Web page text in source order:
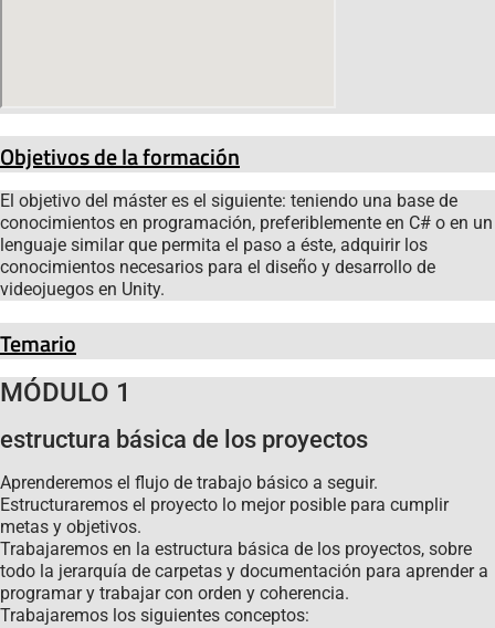
Objetivos de la formación
El objetivo del máster es el siguiente: teniendo una base de
conocimientos en programación, preferiblemente en C# o en un
lenguaje similar que permita el paso a éste, adquirir los
conocimientos necesarios para el diseño y desarrollo de
videojuegos en Unity.
Temario
MÓDULO 1
estructura básica de los proyectos
Aprenderemos el flujo de trabajo básico a seguir.
Estructuraremos el proyecto lo mejor posible para cumplir
metas y objetivos.
Trabajaremos en la estructura básica de los proyectos, sobre
todo la jerarquía de carpetas y documentación para aprender a
programar y trabajar con orden y coherencia.
Trabajaremos los siguientes conceptos: